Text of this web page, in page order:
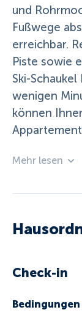
und
Fußwege
erreichbar.
Piste sowie eine Einstiegsmöglichkeit in die
Ski-
wenigen
können
Personen
Mehr lesen
Check-in